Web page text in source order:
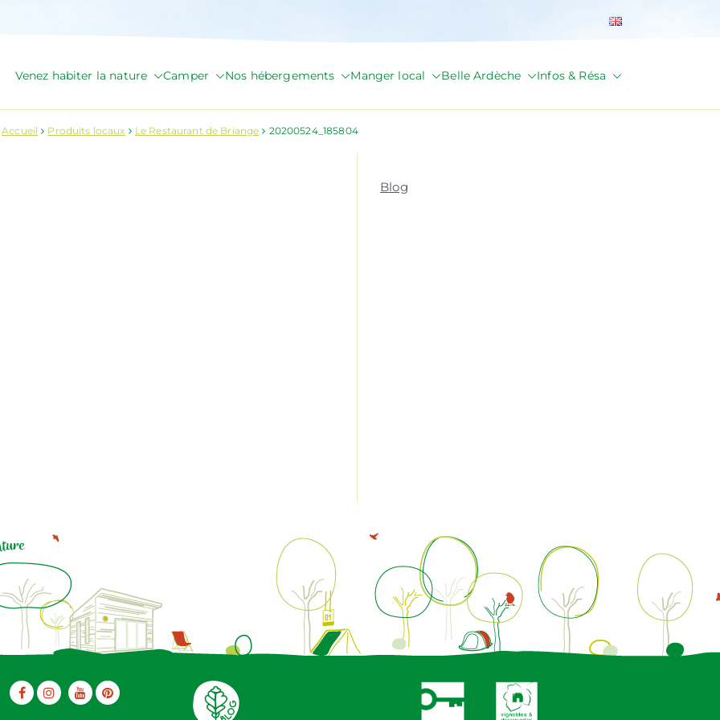
Venez habiter la nature Camper Nos hébergements Manger local Belle Ardèche Infos & Résa
Accueil Produits locaux Le Restaurant de Briange 20200524_185804
Blog